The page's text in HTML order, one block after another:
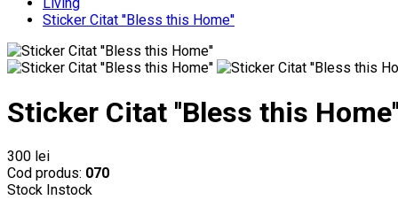
Sticker Citat ''Bless this Home''
Sticker Citat ''Bless this
300 lei
Cod produs: 070
Stock Instock